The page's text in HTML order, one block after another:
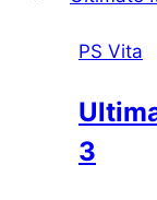
PS Vita
3